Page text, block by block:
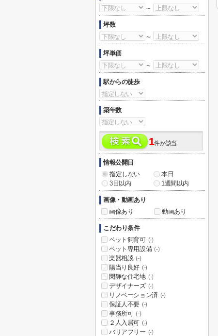
～
坪数
～
坪単価
～
駅からの徒歩
築年数
1件が該当
情報公開日
指定しない
本日
3日以内
1週間以内
画像・動画あり
画像あり
動画あり
こだわり条件
ペット飼育可 (-)
ペット専用設備 (-)
楽器相談 (-)
陽当り良好 (-)
閑静な住宅地 (-)
デザイナーズ (-)
リノベーション済 (-)
保証人不要 (-)
事務所可 (-)
２人入居可 (-)
バリアフリー (-)